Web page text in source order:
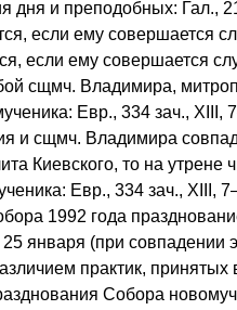
дня и преподобных: Гал.,
если ему совершается
если ему совершается
сщмч. Владимира,
Евр., 334 зач.,
и сщмч. Владимира
Киевского, то на утрене
Евр., 334 зач., XIII,
1992 года
января (при
практик,
Собора